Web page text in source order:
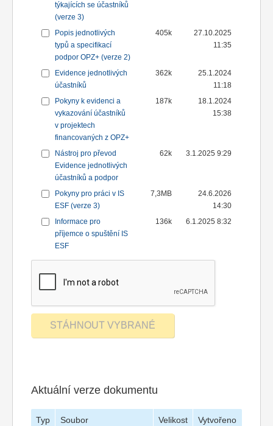
týkajících se účastníků
(verze 3)
Popis jednotlivých
typů a specifikací
podpor OPZ+ (verze 2)
405k
27.10.2025
11:35
Evidence jednotlivých
účastníků
362k
25.1.2024
11:18
Pokyny k evidenci a
vykazování účastníků
v projektech
financovaných z OPZ+
187k
18.1.2024
15:38
Nástroj pro převod
Evidence jednotlivých
účastníků a podpor
62k 3.1.2025 9:29
Pokyny pro práci v IS
ESF (verze 3)
7,3MB
24.6.2026
14:30
Informace pro
příjemce o spuštění IS
ESF
136k 6.1.2025 8:32
Aktuální verze dokumentu
Typ Soubor Velikost Vytvořeno